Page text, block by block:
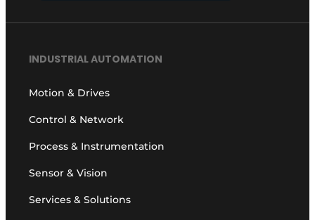
S’inscrire
S’inscrire
INDUSTRIAL AUTOMATION
Motion & Drives
Control & Network
Process & Instrumentation
Sensor & Vision
Services & Solutions